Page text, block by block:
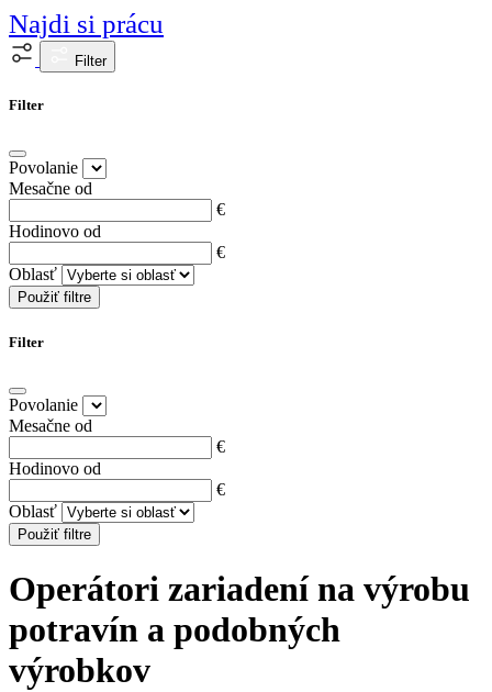
Najdi si prácu
Filter
Filter
Povolanie
Mesačne od
€
Hodinovo od
€
Oblasť
Použiť filtre
Filter
Povolanie
Mesačne od
€
Hodinovo od
€
Oblasť
Použiť filtre
Operátori zariadení na výrobu
potravín a podobných
výrobkov